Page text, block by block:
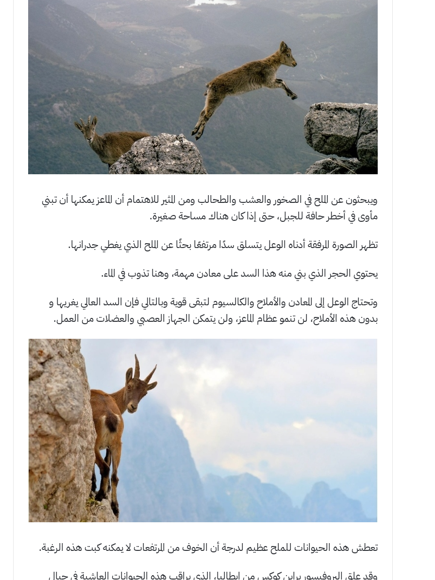
ويبحثون عن الملح في الصخور والعشب والطحالب ومن المثير للاهتمام أن الماعز يمكنها أن تبني
مأوى في أخطر حافة للجبل، حتى إذا كان هناك مساحة صغيرة.
تظهر الصورة المرفقة أدناه الوعل يتسلق سدًا مرتفعًا بحثًا عن الملح الذي يغطي جدرانها.
يحتوي الحجر الذي بني منه هذا السد على معادن مهمة، وهنا تذوب في الماء.
وتحتاج الوعل إلى المعادن والأملاح والكالسيوم لتبقى قوية وبالتالي فإن السد العالي يغريها و
بدون هذه الأملاح، لن تنمو عظام الماعز، ولن يتمكن الجهاز العصبي والعضلات من العمل.
تعطش هذه الحيوانات للملح عظيم لدرجة أن الخوف من المرتفعات لا يمكنه كبت هذه الرغبة.
وقد علق البروفيسور براين كوكس من إيطاليا، الذي يراقب هذه الحيوانات العاشبة في جبال